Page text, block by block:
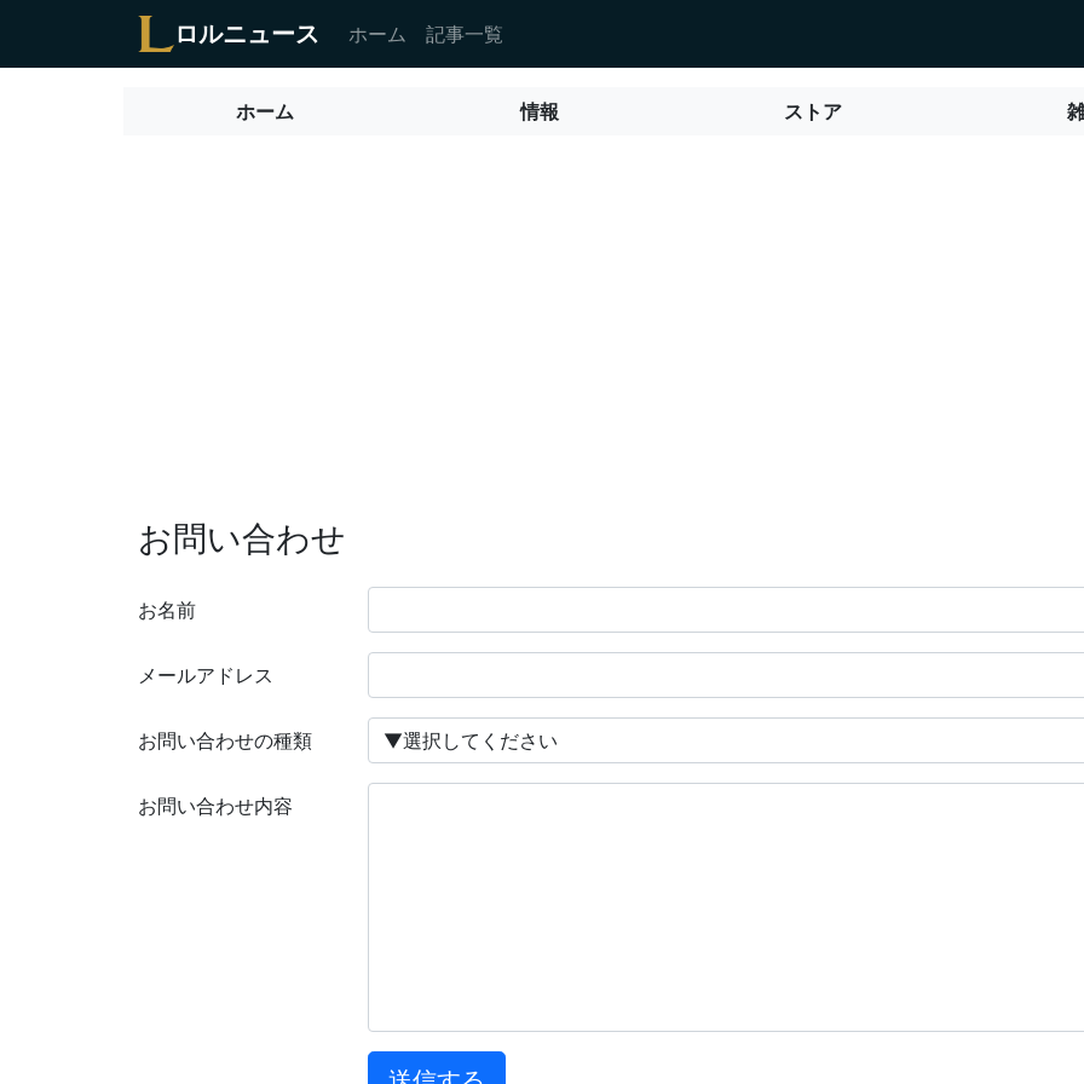
ロルニュース ホーム 記事一覧
ホーム 情報 ストア
お問い合わせ
お名前
メールアドレス
お問い合わせの種類
お問い合わせ内容